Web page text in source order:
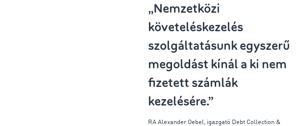
„Nemzetközi
követeléskezelés
szolgáltatásunk egyszerű
megoldást kínál a ki nem
fizetett számlák
kezelésére.”
RA Alexander Oebel, igazgató Debt Collection &